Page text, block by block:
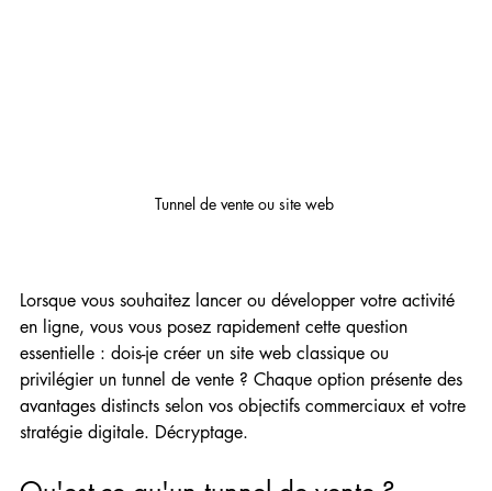
Tunnel de vente ou site web
Lorsque vous souhaitez lancer ou développer votre activité
en ligne, vous vous posez rapidement cette question
essentielle : dois-je créer un site web classique ou
privilégier un tunnel de vente ? Chaque option présente des
avantages distincts selon vos objectifs commerciaux et votre
stratégie digitale. Décryptage.